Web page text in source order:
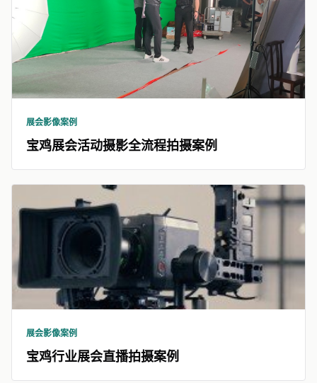
展会影像案例
宝鸡展会活动摄影全流程拍摄案例
展会影像案例
宝鸡行业展会直播拍摄案例